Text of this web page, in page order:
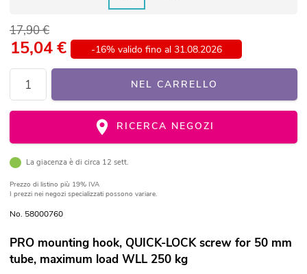
17,90 €
15,04€ -16% valido fino al 31.08.2026
NEL CARRELLO
RICERCA NEGOZI
La giacenza è di circa 12 sett.
Prezzo di listino più 19% IVA
I prezzi nei negozi specializzati possono variare.
No. 58000760
PRO mounting hook, QUICK-LOCK screw for 50 mm
tube, maximum load WLL 250 kg